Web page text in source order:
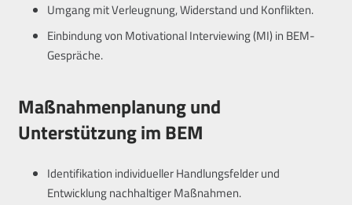
Umgang mit Verleugnung, Widerstand und Konflikten.
Einbindung von Motivational Interviewing (MI) in BEM-
Gespräche.
Maßnahmenplanung und
Unterstützung im BEM
Identifikation individueller Handlungsfelder und
Entwicklung nachhaltiger Maßnahmen.